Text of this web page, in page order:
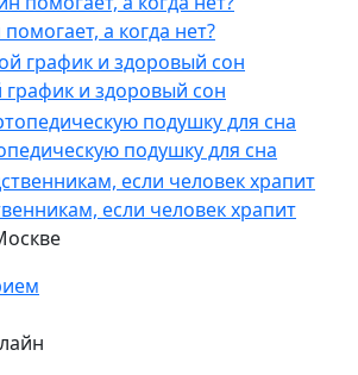
а когда нет?
и здоровый сон
подушку для сна
если человек храпит